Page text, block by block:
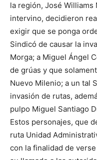
la región, José Williams
intervino, decidieron
exigir que se ponga
Sindicó de causar la
Morga; a Miguel Ángel
de grúas y que
Nuevo Milenio; a un tal
invasión de rutas,
pulpo Miguel Santiago
Estos personajes, que
ruta Unidad
con la finalidad de